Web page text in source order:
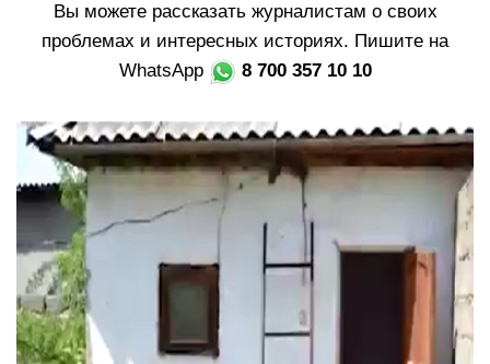
и
г
а
и
Вы можете рассказать журналистам о своих
проблемах и интересных историях. Пишите на
WhatsApp
8 700 357 10 10